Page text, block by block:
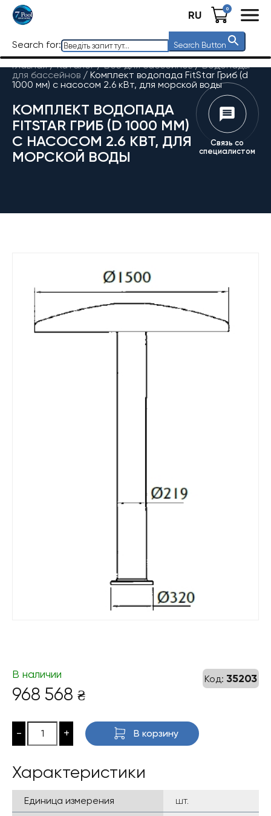
RU 0
Search for: Search Button
Главная / Каталог/Все для бассейнов/Водопады
для бассейнов / Комплект водопада FitStar Гриб (d
1000 мм) с насосом 2.6 кВт, для морской воды
КОМПЛЕКТ ВОДОПАДА
FITSTAR ГРИБ (D 1000 ММ)
С НАСОСОМ 2.6 КВТ, ДЛЯ
МОРСКОЙ ВОДЫ
Связь со
специалистом
Код: 35203
В наличии
968 568 ₴
- + В корзину
Характеристики
Единица измерения
шт.